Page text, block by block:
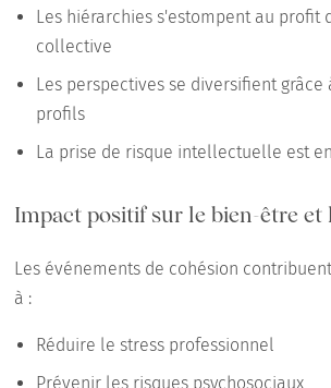
Les hiérarchies s'estompent au profit
collective
Les perspectives se diversifient grâce
profils
La prise de risque intellectuelle est
Impact positif sur le bien-être et
Les événements de cohésion
à :
Réduire le stress professionnel
Prévenir les risques psychosociaux